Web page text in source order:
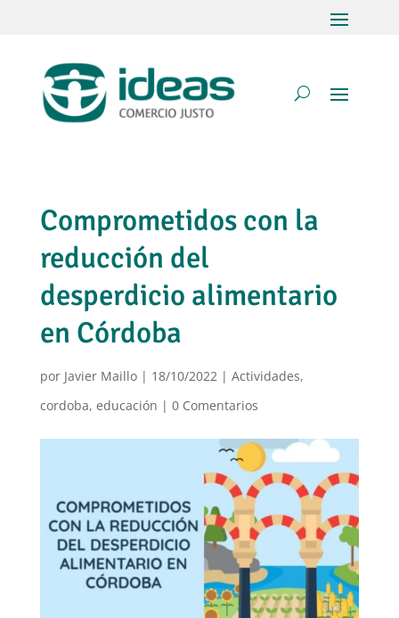
Comprometidos con la
reducción del
desperdicio alimentario
en Córdoba
por Javier Maillo| 18/10/2022 | Actividades,
cordoba, educación | 0 Comentarios